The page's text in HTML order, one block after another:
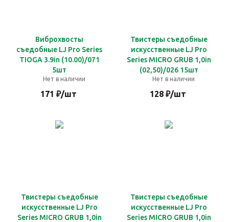
Виброхвосты
съедобные LJ Pro Series
TIOGA 3.9in (10.00)/071
5шт
Нет в наличии
171 ₽/шт
Твистеры съедобные
искусственные LJ Pro
Series MICRO GRUB 1,0in
(02,50)/026 15шт
Нет в наличии
128₽/шт
Твистеры съедобные
искусственные LJ Pro
Series MICRO GRUB 1,0in
Твистеры съедобные
искусственные LJ Pro
Series MICRO GRUB 1,0in